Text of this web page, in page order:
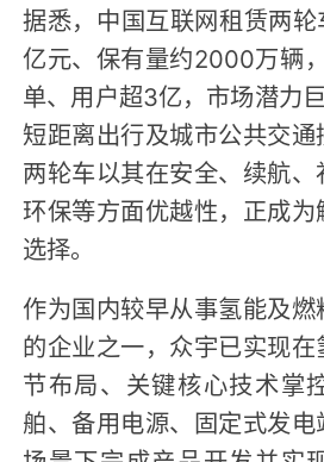
据悉，中国互联网租赁两
亿元、保有量约2000万辆
单、用户超3亿，市场潜力
短距离出行及城市公共交
两轮车以其在安全、续航、
环保等方面优越性，正成
选择。
作为国内较早从事氢能及
的企业之一，众宇已实现
节布局、关键核心技术掌
舶、备用电源、固定式发